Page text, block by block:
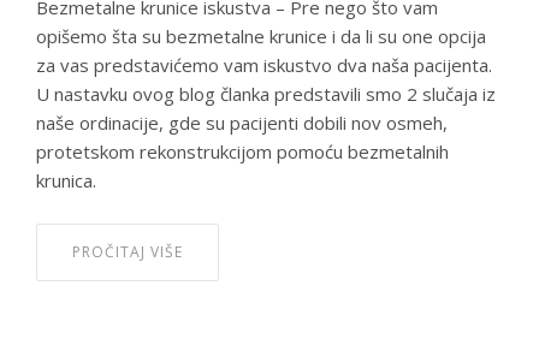
Bezmetalne krunice iskustva – Pre nego što vam
opišemo šta su bezmetalne krunice i da li su one opcija
za vas predstavićemo vam iskustvo dva naša pacijenta.
U nastavku ovog blog članka predstavili smo 2 slučaja iz
naše ordinacije, gde su pacijenti dobili nov osmeh,
protetskom rekonstrukcijom pomoću bezmetalnih
krunica.
PROČITAJ VIŠE